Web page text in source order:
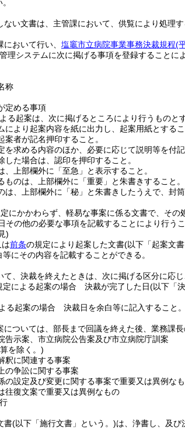
ない文書は、主管課において、供覧により処理す
おいて行い、 塩竈市立病院事業事務決裁規程(
理システムに次に掲げる事項を登録することに
称
定める事項
る起案は、次に掲げるところにより行うものとす
により起案内容を紙に出力し、起案用紙とするこ
案者が記名押印すること。
を求める内容のほか、必要に応じて説明等を付
した場合は、認印を押印すること。
、上部欄外に「至急」と表示すること。
ものは、上部欄外に「重要」と朱書きすること。
は、上部欄外に「秘」と朱書きしたうえで、封筒
にかかわらず、軽易な事案に係る文書で、そ
その他の必要な事項を記載することにより行うこ
)
は前条の規定により起案した文書(以下「起案文
にその内容を記載することができる。
て、決裁を終えたときは、次に掲げる区分に応じ
定による起案の場合 決裁が完了した日(以下「
る起案の場合 決裁日を余白等に記入すること。
については、部長まで回議を終えた後、業務課
告示案、市立病院公告案及び市立病院庁訓案
を除く。)
釈に関連する事案
の争訟に関する事案
の設定及び変更に関する事案で重要又は異例な
往復文案で重要又は異例なもの
書(以下「施行文書」という。)は、浄書し、及び